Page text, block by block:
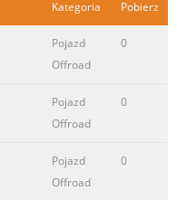
Kategoria Pobierz
Pojazd
Offroad
0
Pojazd
Offroad
0
Pojazd
Offroad
0